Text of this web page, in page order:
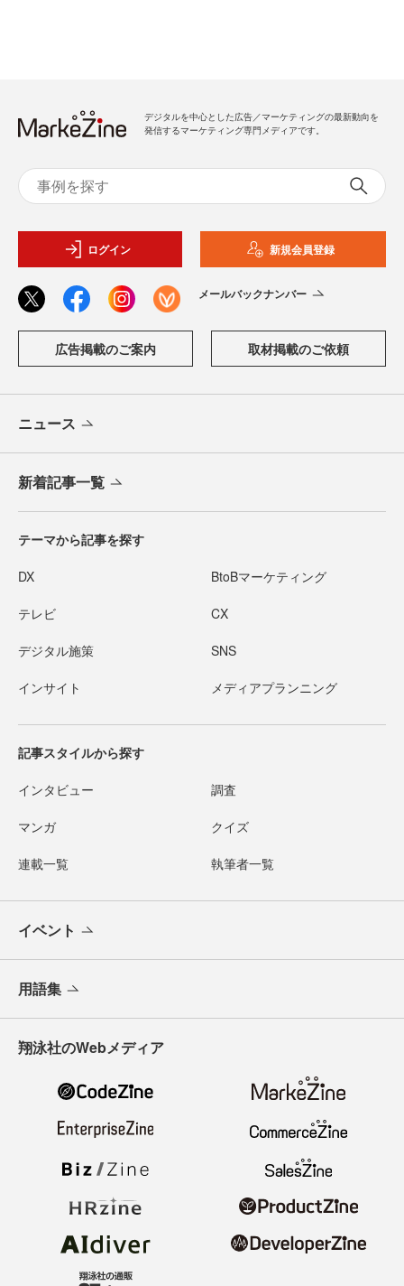
デジタルを中心とした広告／マーケティングの最新動向を
発信するマーケティング専門メディアです。
ログイン 新規会員登録
メールバックナンバー
広告掲載のご案内 取材掲載のご依頼
ニュース
新着記事一覧
テーマから記事を探す
DX BtoBマーケティング
テレビ CX
デジタル施策 SNS
インサイト メディアプランニング
記事スタイルから探す
インタビュー 調査
マンガ クイズ
連載一覧 執筆者一覧
イベント
用語集
翔泳社のWebメディア